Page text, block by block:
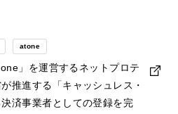
atone
」を運営するネットプロテ
推進する「キャッシュレス・
済事業者としての登録を完